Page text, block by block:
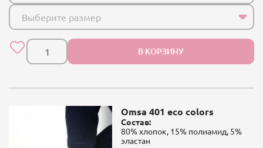
Выберите размер
В КОРЗИНУ
Omsa 401 eco colors
Состав:
80% хлопок, 15% полиамид, 5%
эластан